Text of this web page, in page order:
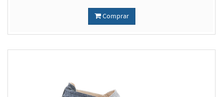
Comprar